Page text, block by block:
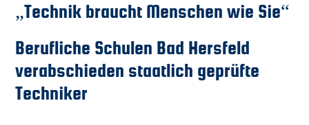
„Technik braucht Menschen wie Sie“
Berufliche Schulen Bad Hersfeld
verabschieden staatlich geprüfte
Techniker
Kontakt